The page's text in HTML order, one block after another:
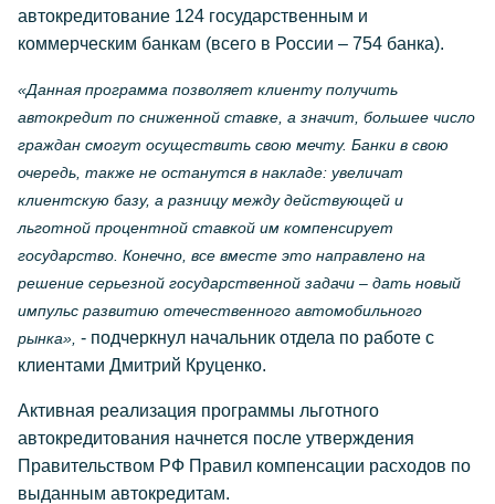
автокредитование 124 государственным и
коммерческим банкам (всего в России – 754 банка).
«Данная программа позволяет клиенту получить
автокредит по сниженной ставке, а значит, большее число
граждан смогут осуществить свою мечту. Банки в свою
очередь, также не останутся в накладе: увеличат
клиентскую базу, а разницу между действующей и
льготной процентной ставкой им компенсирует
государство. Конечно, все вместе это направлено на
решение серьезной государственной задачи – дать новый
импульс развитию отечественного автомобильного
рынка», - подчеркнул начальник отдела по работе с
клиентами Дмитрий Круценко.
Активная реализация программы льготного
автокредитования начнется после утверждения
Правительством РФ Правил компенсации расходов по
выданным автокредитам.